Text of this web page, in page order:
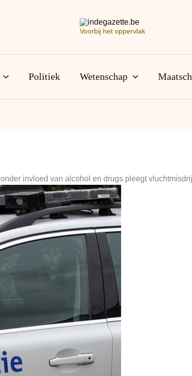
Voorbij het oppervlak
Politiek Wetenschap
invloed van alcohol en drugs pleegt